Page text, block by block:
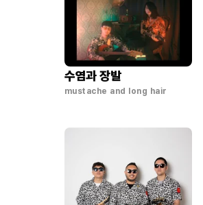
수염과 장발
mustache and long hair